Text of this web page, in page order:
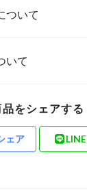
ついて
いて
品をシェアする
ェア LINE